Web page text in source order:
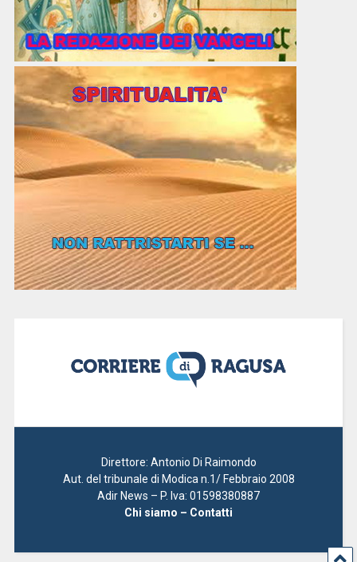
Direttore: Antonio Di Raimondo
Aut. del tribunale di Modica n.1/ Febbraio 2008
Adir News – P. Iva: 01598380887
Chi siamo – Contatti